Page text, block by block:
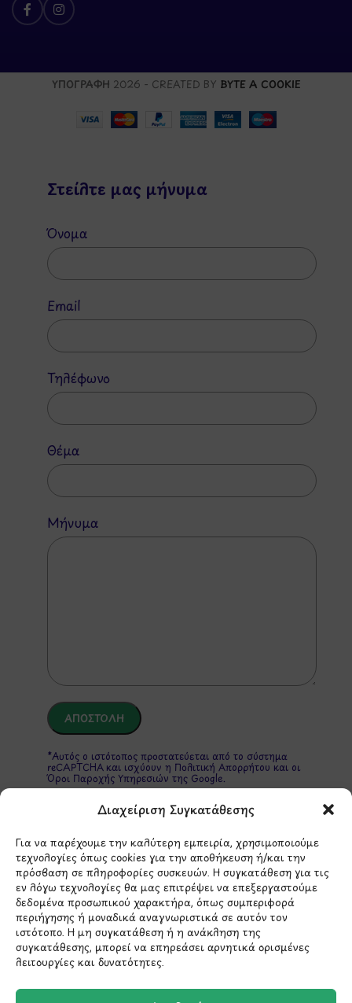
Διαχείριση Συγκατάθεσης
Για να παρέχουμε την καλύτερη εμπειρία, χρησιμοποιούμε
τεχνολογίες όπως cookies για την αποθήκευση ή/και την
πρόσβαση σε πληροφορίες συσκευών. Η συγκατάθεση για τις
εν λόγω τεχνολογίες θα μας επιτρέψει να επεξεργαστούμε
δεδομένα προσωπικού χαρακτήρα, όπως συμπεριφορά
περιήγησης ή μοναδικά αναγνωριστικά σε αυτόν τον
ιστότοπο. Η μη συγκατάθεση ή η ανάκληση της
συγκατάθεσης, μπορεί να επηρεάσει αρνητικά ορισμένες
λειτουργίες και δυνατότητες.
ΥΠΟΓΡΑΦΗ 2026 - CREATED BY BYTE A COOKIE
Στείλτε μας μήνυμα
Όνομα
Email
Τηλέφωνο
Θέμα
Μήνυμα
*Αυτός ο ιστότοπος προστατεύεται από το σύστημα
reCAPTCHA και ισχύουν η Πολιτική Απορρήτου και οι
Όροι Παροχής Υπηρεσιώντης Google.
ΣΤΟΙΧΕΙΑ ΕΠΙΚΟΙΝΩΝΙΑΣ
Holargos Center (Ισόγειο)
Λ.Περικλέους 56,
Χολαργός 15561
210 6522282